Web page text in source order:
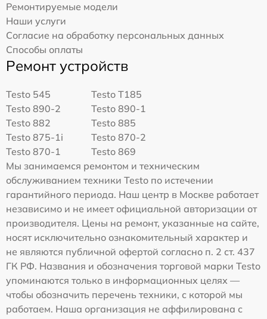
Ремонтируемые модели
Наши услуги
Согласие на обработку персональных данных
Способы оплаты
Ремонт устройств
Testo 545
Testo T185
Testo 890-2
Testo 890-1
Testo 882
Testo 885
Testo 875-1i
Testo 870-2
Testo 870-1
Testo 869
Мы занимаемся ремонтом и техническим
обслуживанием техники Testo по истечении
гарантийного периода. Наш центр в Москве работает
независимо и не имеет официальной авторизации от
производителя. Цены на ремонт, указанные на сайте,
носят исключительно ознакомительный характер и
не являются публичной офертой согласно п. 2 ст. 437
ГК РФ. Названия и обозначения торговой марки Testo
упоминаются только в информационных целях —
чтобы обозначить перечень техники, с которой мы
работаем. Наша организация не аффилирована с